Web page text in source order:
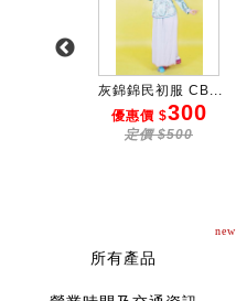
灰錦錦民初服 CB...
優惠價 $300
定價 $500
new
所有產品